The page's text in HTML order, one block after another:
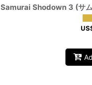
Samurai Shodown 3 (サ